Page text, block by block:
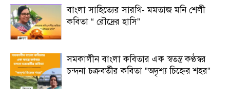
বাংলা সাহিত্যের সারথি- মমতাজ মনি শেলী
কবিতা “ রৌদ্রের হাসি”
সমকালীন বাংলা কবিতার এক স্বতন্ত্র কণ্ঠস্বর
চন্দনা চক্রবর্তীর কবিতা ”অদৃশ্য চিহ্নের শহর”